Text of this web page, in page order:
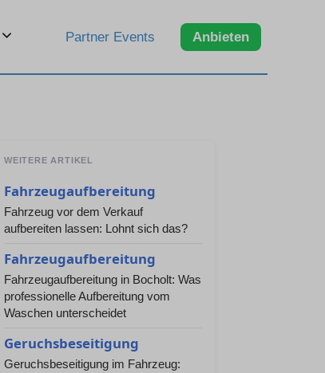
Partner Events Anbieten
WEITERE ARTIKEL
Fahrzeugaufbereitung
Fahrzeug vor dem Verkauf
aufbereiten lassen: Lohnt sich das?
Fahrzeugaufbereitung
Fahrzeugaufbereitung in Bocholt: Was
professionelle Aufbereitung vom
Waschen unterscheidet
Geruchsbeseitigung
Geruchsbeseitigung im Fahrzeug: